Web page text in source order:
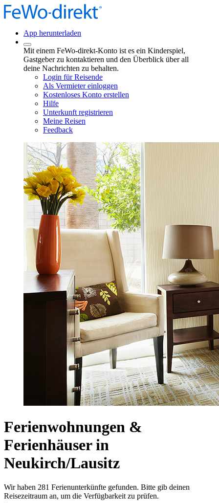
App herunterladen
Mit einem FeWo-direkt-Konto ist es ein Kinderspiel,
Gastgeber zu kontaktieren und den Überblick über all
deine Nachrichten zu behalten.
Login für Reisende
Als Vermieter einloggen
Kostenloses Konto erstellen
Hilfe
Unterkunft registrieren
Meine Reisen
Feedback
Ferienwohnungen &
Ferienhäuser in
Neukirch/Lausitz
Wir haben 281 Ferienunterkünfte gefunden. Bitte gib deinen
Reisezeitraum an, um die Verfügbarkeit zu prüfen.